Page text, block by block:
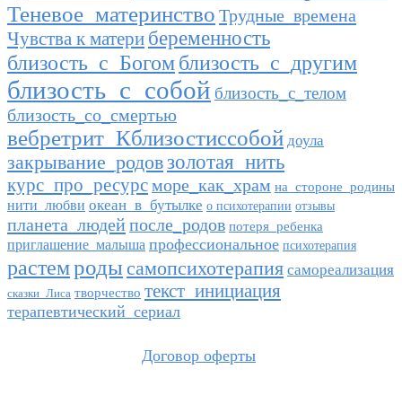
Теневое_материнство Трудные_времена
Чувства к матери беременность
близость_с_Богомблизость_с_другим
близость_с_собой близость_с_телом
близость_со_смертью
вебретрит_Кблизостиссобой доула
закрывание_родовзолотая_нить
курс_про_ресурсморе_как_храм на_стороне_родины
нити_любви океан_в_бутылке о психотерапии отзывы
планета_людей после_родов потеря_ребенка
приглашение_малыша профессиональное психотерапия
растемродысамопсихотерапия самореализация
сказки_Лиса творчество текст_инициация
терапевтический_сериал
Договор оферты